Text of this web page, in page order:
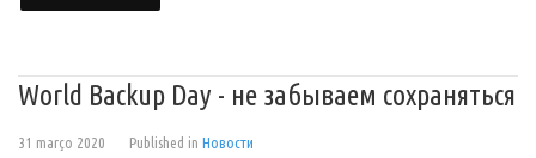
World Backup Day - не забываем сохраняться
31 março 2020 Published in Новости